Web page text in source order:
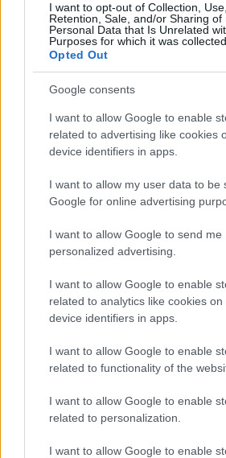
I want to opt-out of Collection, Use,
Retention, Sale, and/or Sharing of
Personal Data that Is Unrelated
Purposes for which it was collected.
Opted Out
Google consents
I want to allow Google to enable
related to advertising like cookies
device identifiers in apps.
I want to allow my user data to be
Google for online advertising
I want to allow Google to send me
personalized advertising.
I want to allow Google to enable
related to analytics like cookies on
device identifiers in apps.
I want to allow Google to enable
related to functionality of the
I want to allow Google to enable
related to personalization.
I want to allow Google to enable
Ilaria Galli · 9 Ago 2026
EVENTI E AGENDA
Legambiente celebra l’impegno
legalità a Festambiente 2026
Andrea Innocenti · 9 Ago 2026
EVENTI E AGENDA